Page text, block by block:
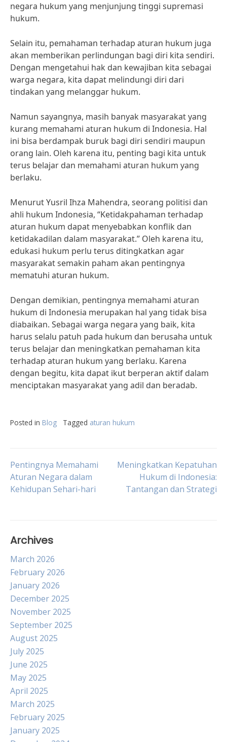
negara hukum yang menjunjung tinggi supremasi
hukum.
Selain itu, pemahaman terhadap aturan hukum juga
akan memberikan perlindungan bagi diri kita sendiri.
Dengan mengetahui hak dan kewajiban kita sebagai
warga negara, kita dapat melindungi diri dari
tindakan yang melanggar hukum.
Namun sayangnya, masih banyak masyarakat yang
kurang memahami aturan hukum di Indonesia. Hal
ini bisa berdampak buruk bagi diri sendiri maupun
orang lain. Oleh karena itu, penting bagi kita untuk
terus belajar dan memahami aturan hukum yang
berlaku.
Menurut Yusril Ihza Mahendra, seorang politisi dan
ahli hukum Indonesia, “Ketidakpahaman terhadap
aturan hukum dapat menyebabkan konflik dan
ketidakadilan dalam masyarakat.” Oleh karena itu,
edukasi hukum perlu terus ditingkatkan agar
masyarakat semakin paham akan pentingnya
mematuhi aturan hukum.
Dengan demikian, pentingnya memahami aturan
hukum di Indonesia merupakan hal yang tidak bisa
diabaikan. Sebagai warga negara yang baik, kita
harus selalu patuh pada hukum dan berusaha untuk
terus belajar dan meningkatkan pemahaman kita
terhadap aturan hukum yang berlaku. Karena
dengan begitu, kita dapat ikut berperan aktif dalam
menciptakan masyarakat yang adil dan beradab.
Posted in Blog Tagged aturan hukum
Post
navigation
Pentingnya Memahami
Aturan Negara dalam
Kehidupan Sehari-hari
Meningkatkan Kepatuhan
Hukum di Indonesia:
Tantangan dan Strategi
Archives
March 2026
February 2026
January 2026
December 2025
November 2025
September 2025
August 2025
July 2025
June 2025
May 2025
April 2025
March 2025
February 2025
January 2025